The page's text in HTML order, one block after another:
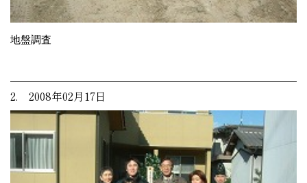
地盤調査
2. 2008年02月17日